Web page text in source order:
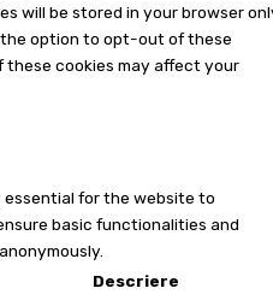
will be stored in your browser
option to opt-out of these
these cookies may affect your
essential for the website to
basic functionalities and
Descriere